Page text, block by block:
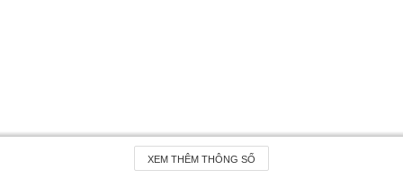
XEM THÊM THÔNG SỐ